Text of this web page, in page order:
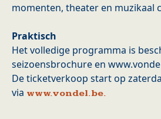
momenten, theater en muzikaal
Praktisch
Het volledige programma is
seizoensbrochure en
De ticketverkoop start op
via www.vondel.be.